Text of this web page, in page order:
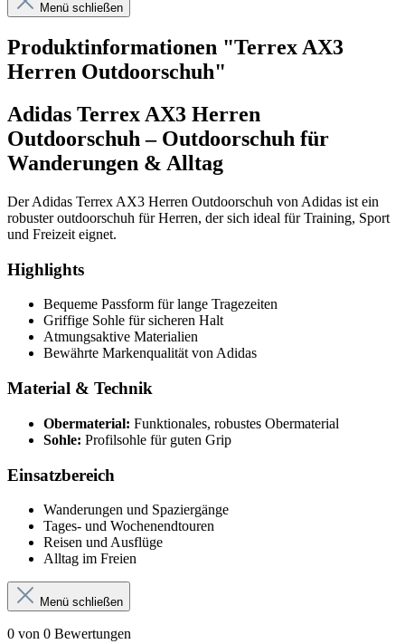
Menü schließen
Produktinformationen "Terrex AX3
Herren Outdoorschuh"
Adidas Terrex AX3 Herren
Outdoorschuh – Outdoorschuh für
Wanderungen & Alltag
Der Adidas Terrex AX3 Herren Outdoorschuh von Adidas ist ein
robuster outdoorschuh für Herren, der sich ideal für Training, Sport
und Freizeit eignet.
Highlights
Bequeme Passform für lange Tragezeiten
Griffige Sohle für sicheren Halt
Atmungsaktive Materialien
Bewährte Markenqualität von Adidas
Material & Technik
Obermaterial: Funktionales, robustes Obermaterial
Sohle: Profilsohle für guten Grip
Einsatzbereich
Wanderungen und Spaziergänge
Tages- und Wochenendtouren
Reisen und Ausflüge
Alltag im Freien
Menü schließen
0 von 0 Bewertungen